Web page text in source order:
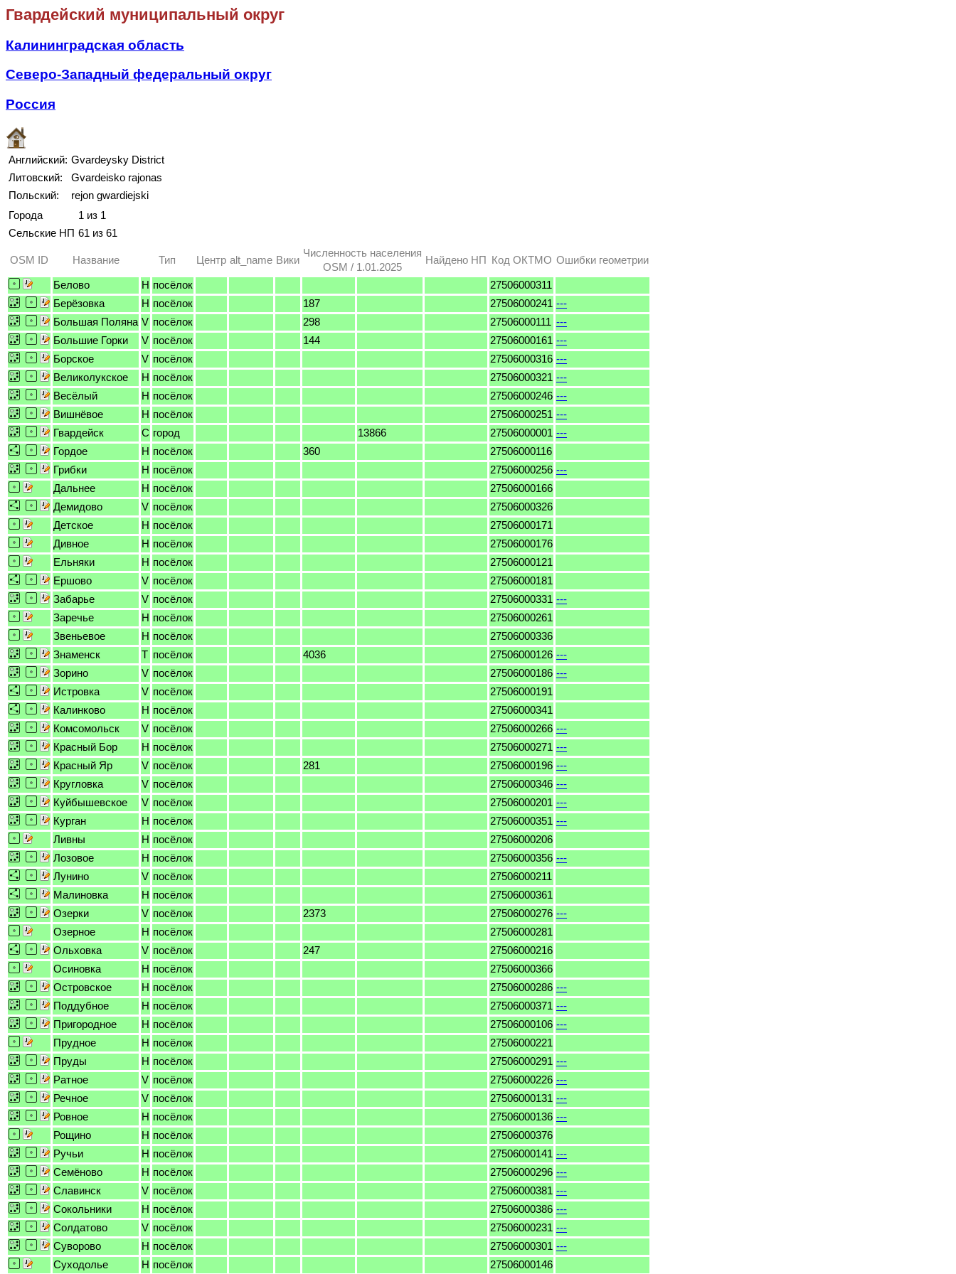
Гвардейский муниципальный округ
Калининградская область
Северо-Западный федеральный округ
Россия
Английский: Gvardeysky District
Литовский:
Gvardeisko rajonas
Польский:
rejon gwardiejski
Города
1 из 1
Сельские НП 61 из 61
OSM ID Название Тип Центр alt_name Вики
Численность населения
OSM / 1.01.2025
Найдено НП Код ОКТМО Ошибки геометрии
Белово H посёлок
27506000311
Берёзовка
H посёлок 187 27506000241 ---
Большая Поляна V посёлок 298 27506000111 ---
Большие Горки
V посёлок 144 27506000161 ---
Борское
V посёлок 27506000316 ---
Великолукское
H посёлок 27506000321 ---
Весёлый
H посёлок 27506000246 ---
Вишнёвое
H посёлок 27506000251 ---
Гвардейск
C город 13866 27506000001 ---
Гордое
H посёлок 360
27506000116
Грибки
H посёлок 27506000256 ---
Дальнее
H посёлок
27506000166
Демидово
V посёлок
27506000326
Детское
H посёлок
27506000171
Дивное
H посёлок
27506000176
Ельняки
H посёлок
27506000121
Ершово
V посёлок
27506000181
Забарье
V посёлок 27506000331 ---
Заречье
H посёлок
27506000261
Звеньевое
H посёлок
27506000336
Знаменск
T посёлок 4036 27506000126 ---
Зорино
V посёлок 27506000186 ---
Истровка
V посёлок
27506000191
Калинково
H посёлок
27506000341
Комсомольск
V посёлок 27506000266 ---
Красный Бор
H посёлок 27506000271 ---
Красный Яр
V посёлок 281 27506000196 ---
Кругловка
V посёлок 27506000346 ---
Куйбышевское
V посёлок 27506000201 ---
Курган
H посёлок 27506000351 ---
Ливны
H посёлок
27506000206
Лозовое
H посёлок 27506000356 ---
Лунино
V посёлок
27506000211
Малиновка
H посёлок
27506000361
Озерки
V посёлок 2373 27506000276 ---
Озерное
H посёлок
27506000281
Ольховка
V посёлок 247
27506000216
Осиновка
H посёлок
27506000366
Островское
H посёлок 27506000286 ---
Поддубное
H посёлок 27506000371 ---
Пригородное
H посёлок 27506000106 ---
Прудное
H посёлок
27506000221
Пруды
H посёлок 27506000291 ---
Ратное
V посёлок 27506000226 ---
Речное
V посёлок 27506000131 ---
Ровное
H посёлок 27506000136 ---
Рощино
H посёлок
27506000376
Ручьи
H посёлок 27506000141 ---
Семёново
H посёлок 27506000296 ---
Славинск
V посёлок 27506000381 ---
Сокольники
H посёлок 27506000386 ---
Солдатово
V посёлок 27506000231 ---
Суворово
H посёлок 27506000301 ---
Суходолье
H посёлок 27506000146